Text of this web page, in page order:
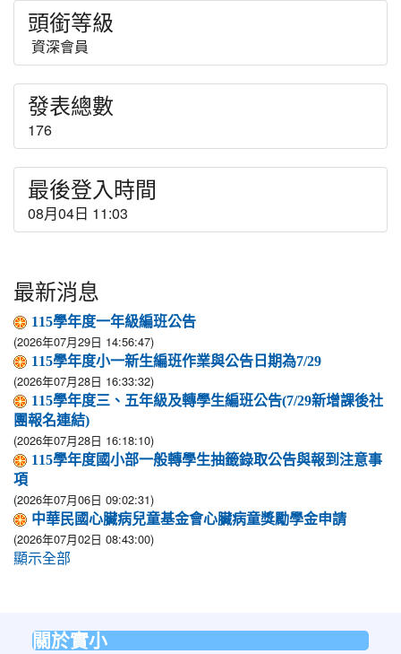
頭銜等級
資深會員
發表總數
176
最後登入時間
08月04日 11:03
最新消息
115學年度一年級編班公告
(2026年07月29日 14:56:47)
115學年度小一新生編班作業與公告日期為7/29
(2026年07月28日 16:33:32)
115學年度三、五年級及轉學生編班公告(7/29新增課後社
團報名連結)
(2026年07月28日 16:18:10)
115學年度國小部一般轉學生抽籤錄取公告與報到注意事
項
(2026年07月06日 09:02:31)
中華民國心臟病兒童基金會心臟病童獎勵學金申請
(2026年07月02日 08:43:00)
顯示全部
關於實小